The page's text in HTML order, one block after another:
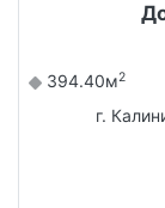
394.40м2
г.